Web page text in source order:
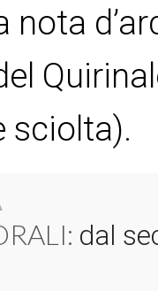
nota
sciolta).
dal